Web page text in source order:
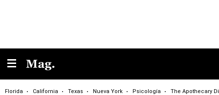
Florida California Texas Nueva York Psicología The Apothecary